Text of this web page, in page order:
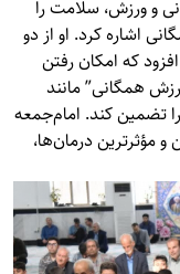
و ورزش، سلامت را
اشاره کرد. او از دو
که امکان رفتن
همگانی” مانند
تضمین کند. امام‌جمعه
مؤثرترین درمان‌ها،